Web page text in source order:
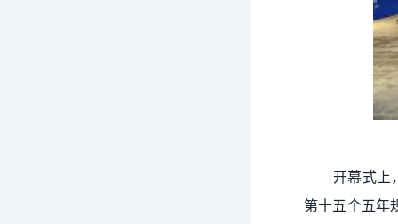
开幕式上
第十五个五年